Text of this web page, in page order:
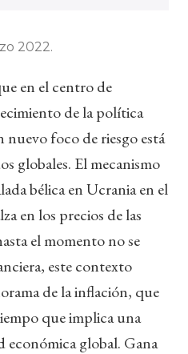
2022.
en el centro de
de la política
nuevo foco de riesgo está
globales. El mecanismo
bélica en Ucrania en el
en los precios de las
el momento no se
este contexto
de la inflación, que
que implica una
económica global. Gana